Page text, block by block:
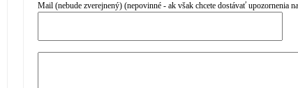
Mail (nebude zverejnený) (nepovinné - ak však chcete dostávať upozornenia